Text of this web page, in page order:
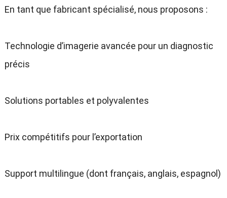
En tant que fabricant spécialisé, nous proposons :
Technologie d’imagerie avancée pour un diagnostic
précis
Solutions portables et polyvalentes
Prix compétitifs pour l’exportation
Support multilingue (dont français, anglais, espagnol)